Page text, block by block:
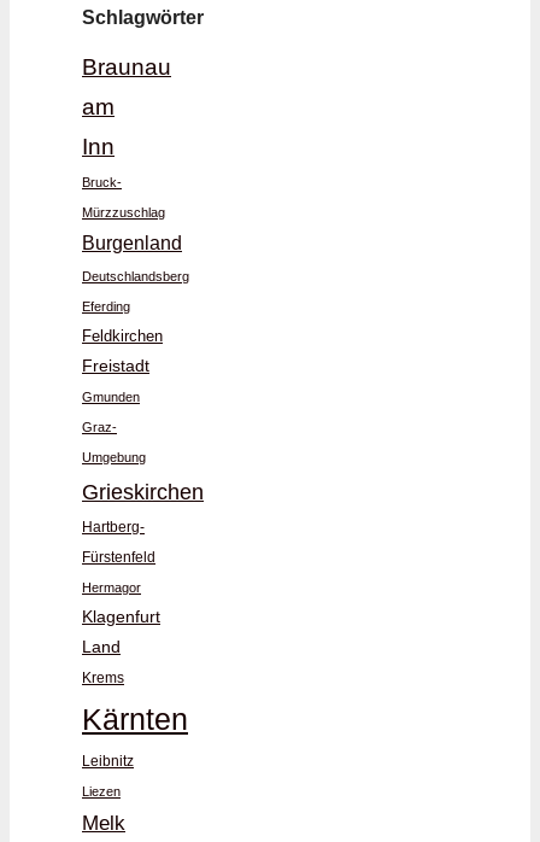
Schlagwörter
Braunau
am
Inn
Bruck-
Mürzzuschlag
Burgenland
Deutschlandsberg
Eferding
Feldkirchen
Freistadt
Gmunden
Graz-
Umgebung
Grieskirchen
Hartberg-
Fürstenfeld
Hermagor
Klagenfurt
Land
Krems
Kärnten
Leibnitz
Liezen
Melk